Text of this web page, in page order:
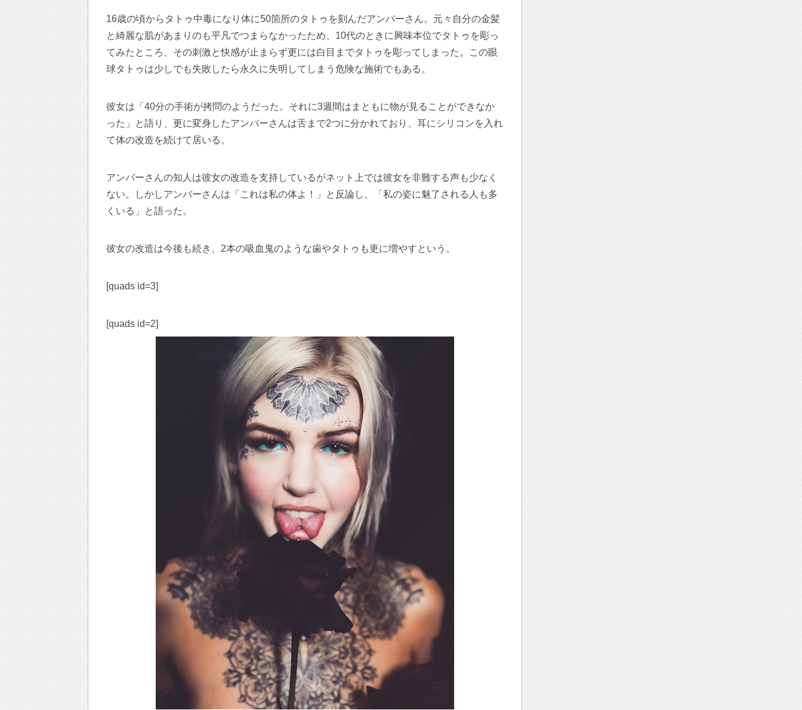
16歳の頃からタトゥ中毒になり体に50箇所のタトゥを刻んだアンバーさん。元々自分の金髪
と綺麗な肌があまりのも平凡でつまらなかったため、10代のときに興味本位でタトゥを彫っ
てみたところ、その刺激と快感が止まらず更には白目までタトゥを彫ってしまった。この眼
球タトゥは少しでも失敗したら永久に失明してしまう危険な施術でもある。
彼女は「40分の手術が拷問のようだった。それに3週間はまともに物が見ることができなか
った」と語り、更に変身したアンバーさんは舌まで2つに分かれており、耳にシリコンを入れ
て体の改造を続けて居いる。
アンバーさんの知人は彼女の改造を支持しているがネット上では彼女を非難する声も少なく
ない。しかしアンバーさんは「これは私の体よ！」と反論し、「私の姿に魅了される人も多
くいる」と語った。
彼女の改造は今後も続き、2本の吸血鬼のような歯やタトゥも更に増やすという。
[quads id=3]
[quads id=2]